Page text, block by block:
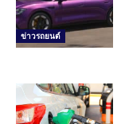
ข่าวรถยนต์